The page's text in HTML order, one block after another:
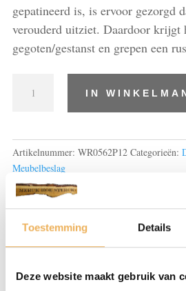
Toestemming Details
Deze website maakt gebruik van
gepatineerd is, is ervoor gezorgd
verouderd uitziet. Daardoor krijgt
gegoten/gestanst en grepen een
gegoten/gestanst
aantal
IN
Artikelnummer: WR0562P12 Categorieën:
Meubelbeslag
Beoordelingen (0)